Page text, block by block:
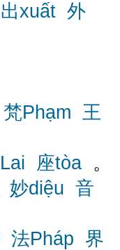
出xuất 外
梵Phạm 王
座tòa 。
妙diệu 音
法Pháp 界